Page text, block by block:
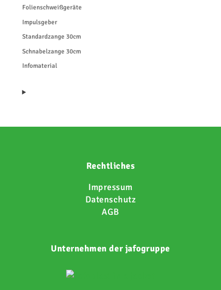
Folienschweißgeräte
Impulsgeber
Standardzange 30cm
Schnabelzange 30cm
Infomaterial
Rechtliches
Impressum
Datenschutz
AGB
Unternehmen der jafogruppe